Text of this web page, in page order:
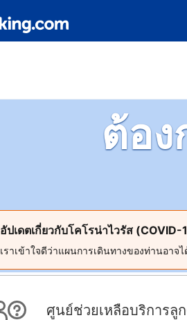
ต้อง
อัปเดตเกี่ยวกับโคโรน่าไวรัส (COVID-
เราเข้าใจดีว่าแผนการเดินทางของท่านอา
ศูนย์ช่วยเหลือบริการลู